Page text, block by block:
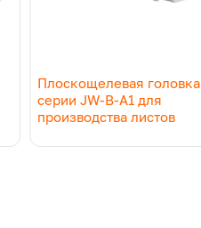
Плоскощелевая головка
серии JW-B-A1 для
производства листов